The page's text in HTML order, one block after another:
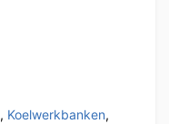
, Koelwerkbanken,